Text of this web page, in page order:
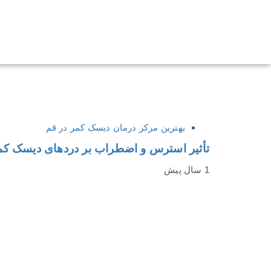
بهترین مرکز درمان دیسک کمر در قم
تأثیر استرس و اضطراب بر دردهای دیسک
1 سال پیش